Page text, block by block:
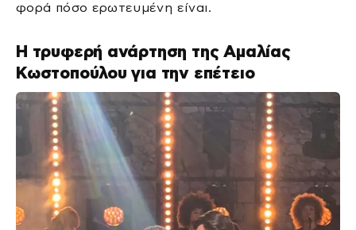
φορά πόσο ερωτευμένη είναι.
Η τρυφερή ανάρτηση της Αμαλίας
Κωστοπούλου για την επέτειο